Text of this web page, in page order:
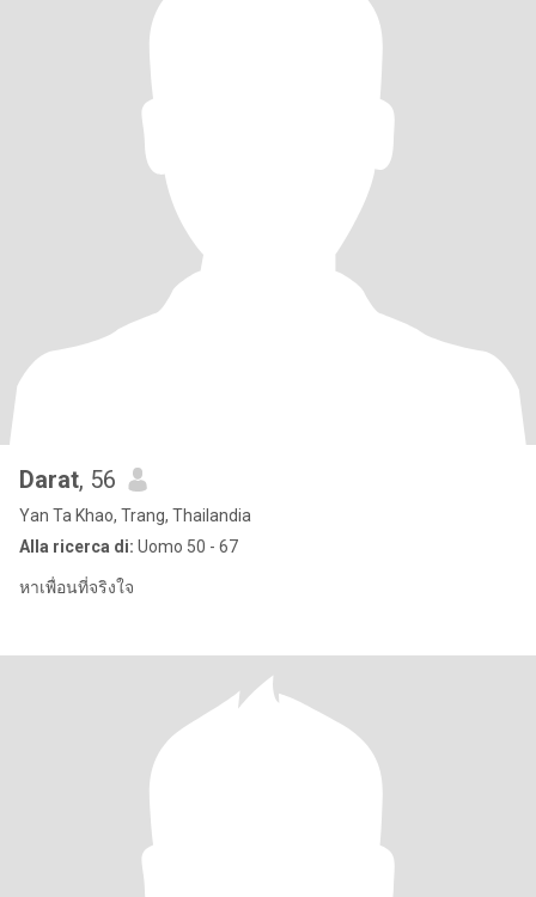
Darat, 56
Yan Ta Khao, Trang, Thailandia
Alla ricerca di: Uomo 50 - 67
หาเพื่อนที่จริงใจ